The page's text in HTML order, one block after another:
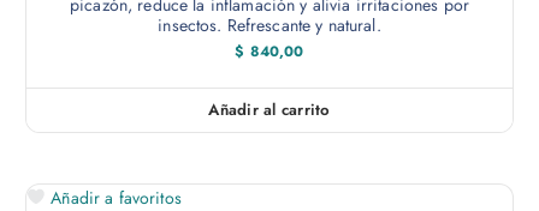
picazón, reduce la inflamación y alivia irritaciones por
insectos. Refrescante y natural.
$ 840,00
Añadir al carrito
Añadir a favoritos